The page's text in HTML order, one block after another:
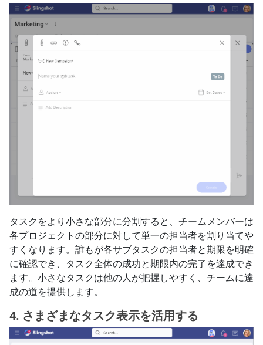
タスクをより小さな部分に分割すると、チームメンバーは
各プロジェクトの部分に対して単一の担当者を割り当てや
すくなります。誰もが各サブタスクの担当者と期限を明確
に確認でき、タスク全体の成功と期限内の完了を達成でき
ます。小さなタスクは他の人が把握しやすく、チームに達
成の道を提供します。
4. さまざまなタスク表示を活用する